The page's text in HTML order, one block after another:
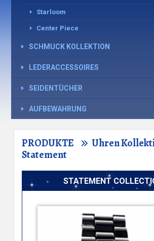
Starloom
Center Piece
SCHMUCK KOLLEKTION
LEDERACCESSOIRES
SEIDENTÜCHER
AUFBEWAHRUNG
PRODUKTE
Uhren
Statement
STATEMENT